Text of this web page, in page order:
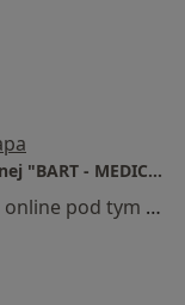
Niepubliczny Zakład Opieki Zdrowotnej "BART - MEDICA"
Specjalista nie oferuje umawiania online pod tym adresem.